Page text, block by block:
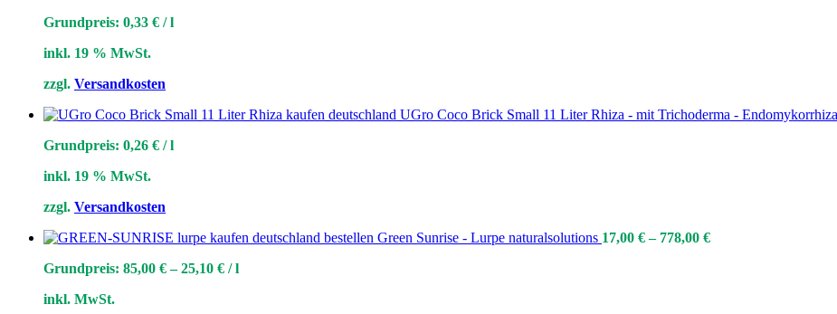
Grundpreis: 0,33 € /l
inkl. 19 % MwSt.
zzgl. Versandkosten
UGro Coco Brick Small 11 Liter Rhiza - mit Trichoderma -
Grundpreis: 0,26 € /l
inkl. 19 % MwSt.
zzgl. Versandkosten
Green Sunrise - Lurpe naturalsolutions 17,00 €– 778,00 €
Grundpreis: 85,00 €–25,10 € /l
inkl. MwSt.